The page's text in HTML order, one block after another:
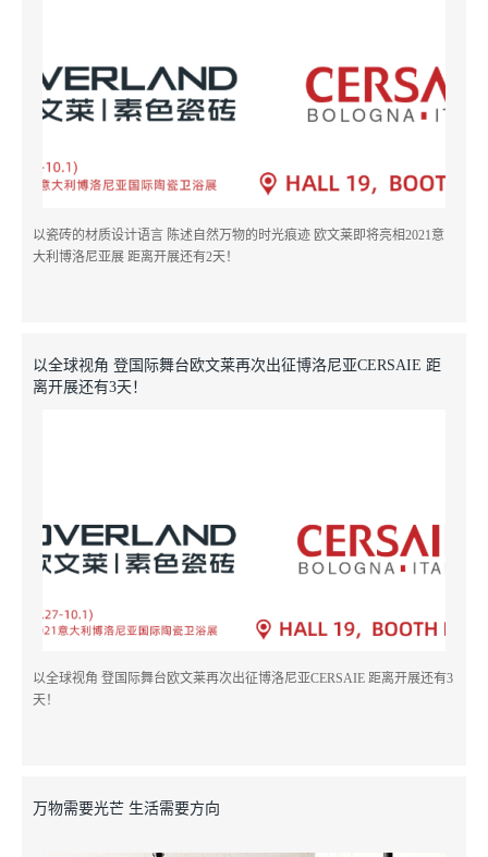
以瓷砖的材质设计语言 陈述自然万物的时光痕迹 欧文莱即将亮相2021意
大利博洛尼亚展 距离开展还有2天！
以全球视角 登国际舞台欧文莱再次出征博洛尼亚CERSAIE 距
离开展还有3天！
以全球视角 登国际舞台欧文莱再次出征博洛尼亚CERSAIE 距离开展还有3
天！
万物需要光芒 生活需要方向